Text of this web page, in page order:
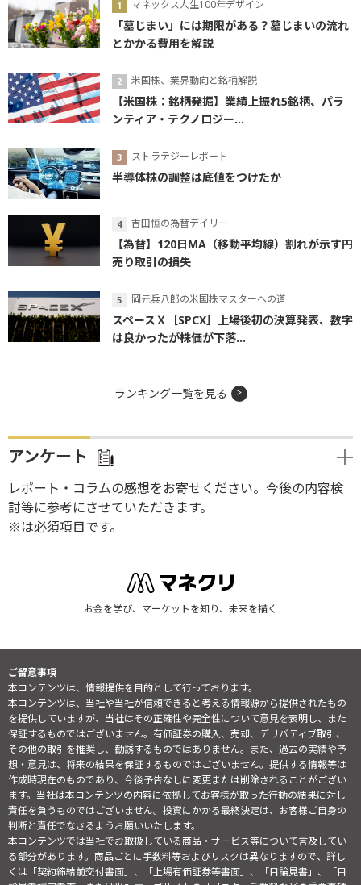
マネックス人生100年デザイン
「墓じまい」には期限がある？墓じまいの流れ
とかかる費用を解説
米国株、業界動向と銘柄解説
【米国株：銘柄発掘】業績上振れ5銘柄、パラ
ンティア・テクノロジー...
ストラテジーレポート
半導体株の調整は底値をつけたか
吉田恒の為替デイリー
【為替】120日MA（移動平均線）割れが示す円
売り取引の損失
岡元兵八郎の米国株マスターへの道
スペースＸ［SPCX］上場後初の決算発表、数字
は良かったが株価が下落...
ランキング一覧を見る
アンケート
レポート・コラムの感想をお寄せください。今後の内容検
討等に参考にさせていただきます。
※は必須項目です。
お金を学び、マーケットを知り、未来を描く
ご留意事項
本コンテンツは、情報提供を目的として行っております。
本コンテンツは、当社や当社が信頼できると考える情報源から提供されたもの
を提供していますが、当社はその正確性や完全性について意見を表明し、また
保証するものではございません。有価証券の購入、売却、デリバティブ取引、
その他の取引を推奨し、勧誘するものではありません。また、過去の実績や予
想・意見は、将来の結果を保証するものではございません。提供する情報等は
作成時現在のものであり、今後予告なしに変更または削除されることがござい
ます。当社は本コンテンツの内容に依拠してお客様が取った行動の結果に対し
責任を負うものではございません。投資にかかる最終決定は、お客様ご自身の
判断と責任でなさるようお願いいたします。
本コンテンツでは当社でお取扱している商品・サービス等について言及してい
る部分があります。商品ごとに手数料等およびリスクは異なりますので、詳し
くは「契約締結前交付書面」、「上場有価証券等書面」、「目論見書」、「目